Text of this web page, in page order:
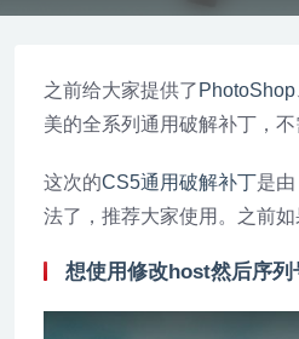
之前给大家提供了 PhotoShop
美的全系列通用破解补丁，
这次的CS5通用破解补丁是
法了，推荐大家使用。之前
想使用修改host然后序